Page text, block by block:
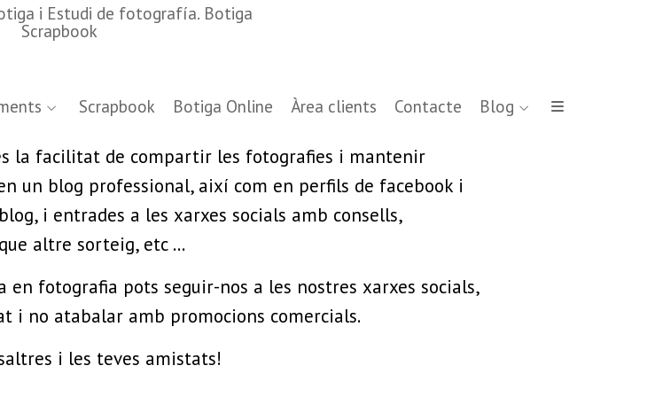
Scrapbook Botiga Online Àrea clients Contacte Blog
la facilitat de compartir les fotografies i mantenir
un blog professional, així com en perfils de facebook i
i entrades a les xarxes socials amb consells,
altre sorteig, etc ...
fotografia pots seguir-nos a les nostres xarxes socials,
no atabalar amb promocions comercials.
i les teves amistats!